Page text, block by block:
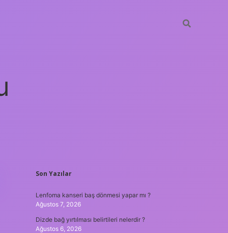
SIDEBAR
Son Yazılar
Lenfoma kanseri baş dönmesi yapar mı ?
Ağustos 7, 2026
Dizde bağ yırtılması belirtileri nelerdir ?
Ağustos 6, 2026
güncel giriş ilbet casino